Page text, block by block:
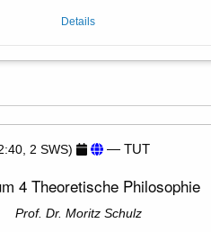
Details
2 SWS) — TUT
4 Theoretische Philosophie
Prof. Dr. Moritz Schulz